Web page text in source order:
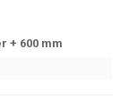
+ 600 mm